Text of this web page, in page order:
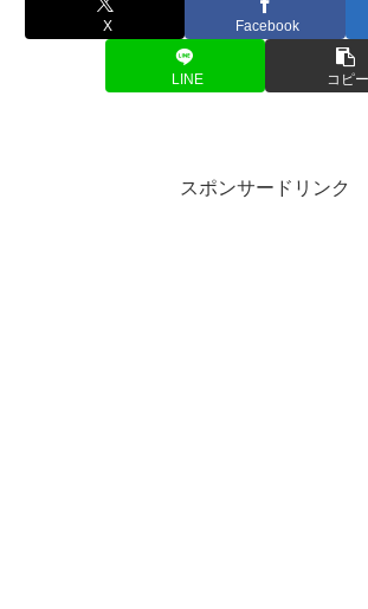
X Facebook
LINE コピー
スポンサードリンク